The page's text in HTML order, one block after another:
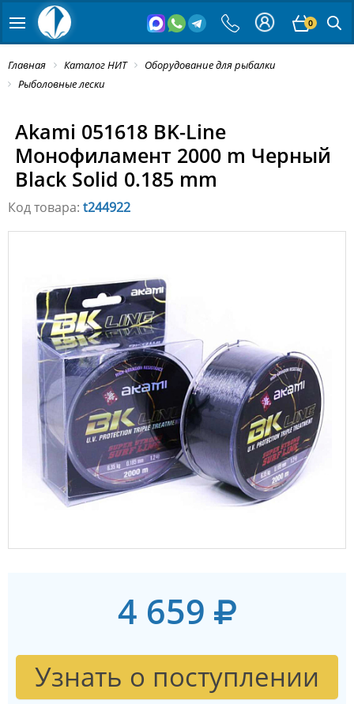
0
Главная Каталог НИТ
Оборудование для рыбалки
Рыболовные лески
Akami 051618 BK-Line
Монофиламент 2000 m Черный
Black Solid 0.185 mm
Код товара: t244922
4 659
Узнать о поступлении